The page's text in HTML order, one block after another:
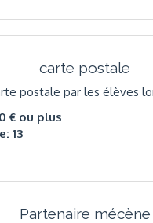
carte postale
postale par les élèves
€ ou plus
13
Partenaire mécène